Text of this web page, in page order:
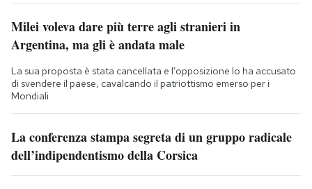
Milei voleva dare più terre agli stranieri in
Argentina, ma gli è andata male
La sua proposta è stata cancellata e l’opposizione lo ha accusato
di svendere il paese, cavalcando il patriottismo emerso per i
Mondiali
La conferenza stampa segreta di un gruppo radicale
dell’indipendentismo della Corsica